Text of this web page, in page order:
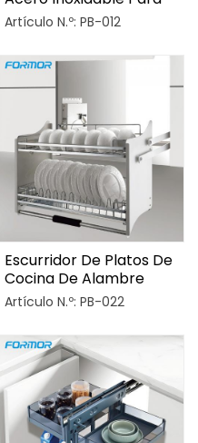
Mueble De Cocina
Artículo N.º: PB-012
Escurridor De Platos De
Cocina De Alambre
Extraíble
Artículo N.º: PB-022